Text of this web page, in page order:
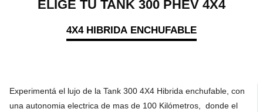
ELIGE TU TANK 300 PHEV 4X4
4X4 HIBRIDA ENCHUFABLE
Experimentá el lujo de la Tank 300 4X4 Hibrida enchufable, con
una autonomia electrica de mas de 100 Kilómetros, donde el